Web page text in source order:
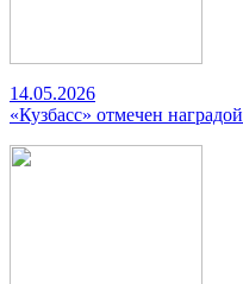
14.05.2026
«Кузбасс» отмечен